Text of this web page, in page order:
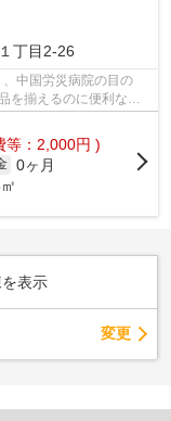
１丁目2-26
中国労災病院の目の
を揃えるのに便利なホ
等：2,000円 )
0ヶ月
表示
変更